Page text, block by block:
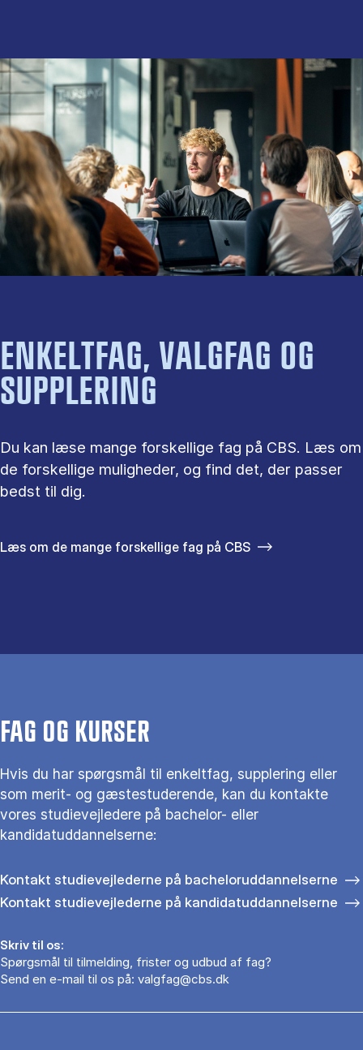
ENKELTFAG, VALGFAG OG
SUPPLERING
Du kan læse mange forskellige fag på CBS. Læs om
de forskellige muligheder, og find det, der passer
bedst til dig.
Læs om de mange forskellige fag på CBS
FAG OG KURSER
Hvis du har spørgsmål til enkeltfag, supplering eller
som merit- og gæstestuderende, kan du kontakte
vores studievejledere på bachelor- eller
kandidatuddannelserne:
Kontakt studievejlederne på bacheloruddannelserne
Kontakt studievejlederne på kandidatuddannelserne
Skriv til os:
Spørgsmål til tilmelding, frister og udbud af fag?
Send en e-mail til os på: valgfag@cbs.dk